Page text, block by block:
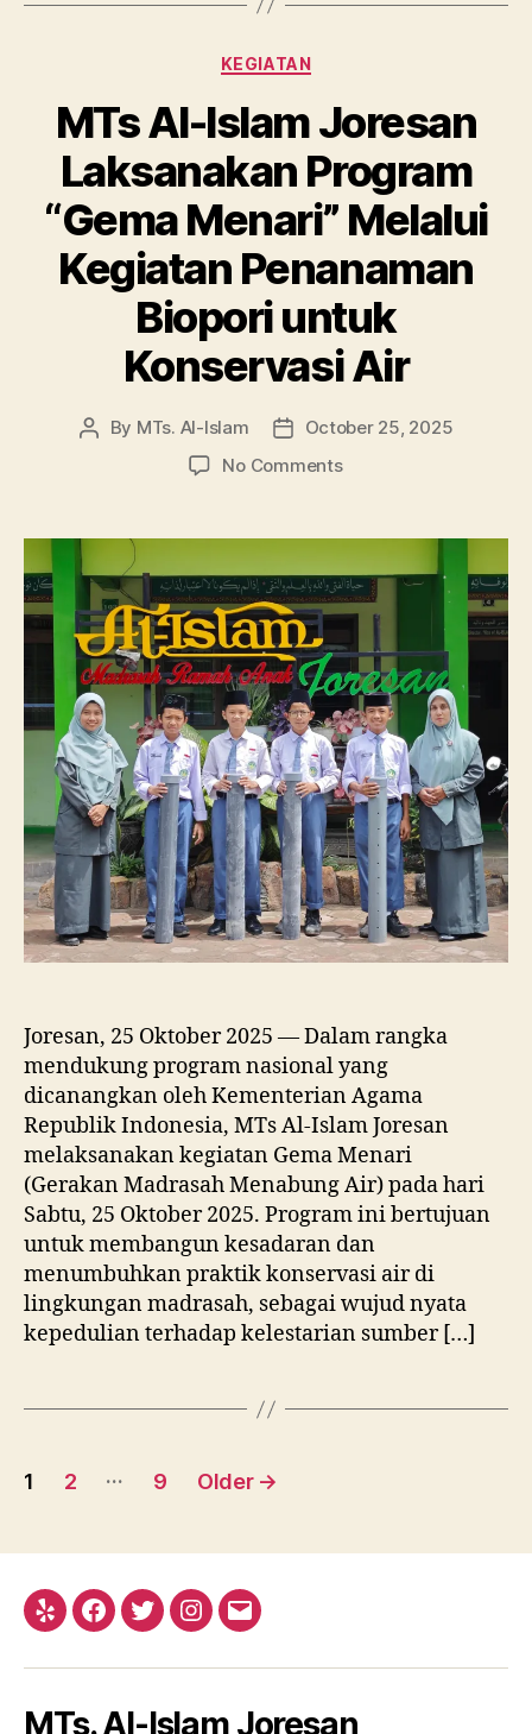
Categories
KEGIATAN
MTs Al-Islam Joresan
Laksanakan Program
“Gema Menari” Melalui
Kegiatan Penanaman
Biopori untuk
Konservasi Air
Post
By MTs. Al-Islam
PostOctober 25, 2025
No Commentson
Islam
Joresan
Laksanakan
Program
“Gema
Menari”
Melalui
Kegiatan
Penanaman
Biopori
untuk
Konservasi
Air
Joresan, 25 Oktober 2025 — Dalam rangka
mendukung program nasional yang
dicanangkan oleh Kementerian Agama
Republik Indonesia, MTs Al-Islam Joresan
melaksanakan kegiatan Gema Menari
(Gerakan Madrasah Menabung Air) pada hari
Sabtu, 25 Oktober 2025. Program ini bertujuan
untuk membangun kesadaran dan
menumbuhkan praktik konservasi air di
lingkungan madrasah, sebagai wujud nyata
kepedulian terhadap kelestarian sumber […]
Posts
1 2 … 9 Older →
Yelp Facebook
TwitterInstagram
Email
MTs. Al-Islam Joresan